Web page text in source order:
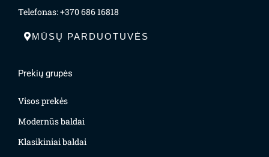
Telefonas: +370 686 16818
MŪSŲ PARDUOTUVĖS
Prekių grupės
Visos prekės
Modernūs baldai
Klasikiniai baldai